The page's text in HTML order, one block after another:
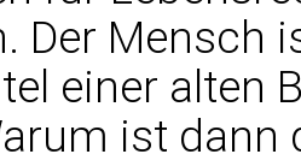
Der Mensch
einer alten
ist